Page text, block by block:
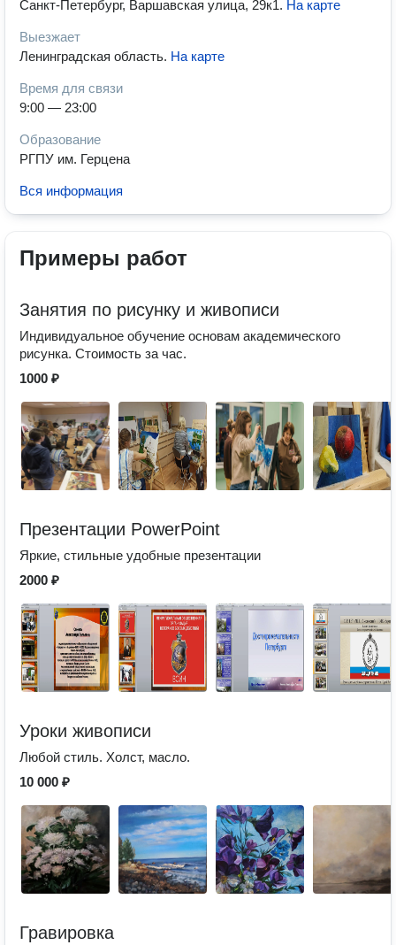
Санкт-Петербург, Варшавская улица, 29к1. На карте
Выезжает
Ленинградская область. На карте
Время для связи
9:00 — 23:00
Образование
РГПУ им. Герцена
Вся информация
Примеры работ
Занятия по рисунку и живописи
Индивидуальное обучение основам академического
рисунка. Стоимость за час.
1000 ₽
Презентации PowerPoint
Яркие, стильные удобные презентации
2000 ₽
Уроки живописи
Любой стиль. Холст, масло.
10 000 ₽
Гравировка